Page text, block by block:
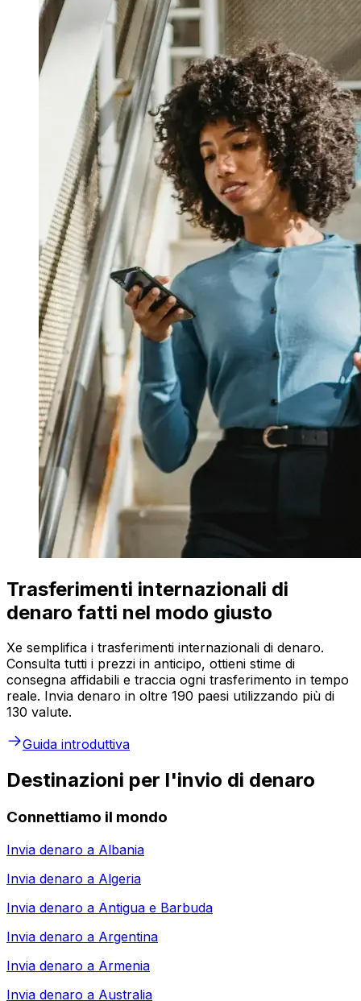
Trasferimenti internazionali di
denaro fatti nel modo giusto
Xe semplifica i trasferimenti internazionali di denaro.
Consulta tutti i prezzi in anticipo, ottieni stime di
consegna affidabili e traccia ogni trasferimento in tempo
reale. Invia denaro in oltre 190 paesi utilizzando più di
130 valute.
Guida introduttiva
Destinazioni per l'invio di denaro
Connettiamo il mondo
Invia denaro a Albania
Invia denaro a Algeria
Invia denaro a Antigua e Barbuda
Invia denaro a Argentina
Invia denaro a Armenia
Invia denaro a Australia